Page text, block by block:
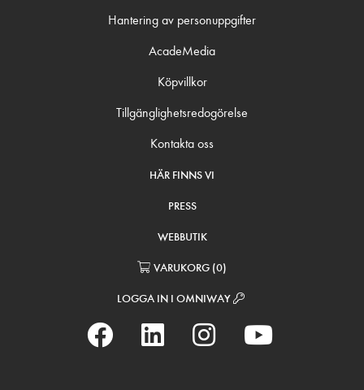
Hantering av personuppgifter
AcadeMedia
Köpvillkor
Tillgänglighetsredogörelse
Kontakta oss
HÄR FINNS VI
PRESS
WEBBUTIK
VARUKORG (0)
LOGGA IN I OMNIWAY